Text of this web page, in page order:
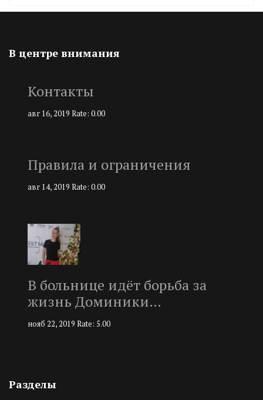
В центре внимания
Контакты
авг 16, 2019 Rate: 0.00
Правила и ограничения
авг 14, 2019 Rate: 0.00
В больнице идёт борьба за
жизнь Доминики…
нояб 22, 2019 Rate: 5.00
Разделы